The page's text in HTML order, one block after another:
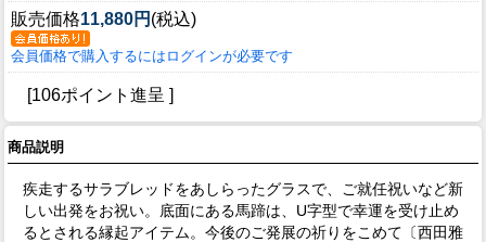
販売価格11,880円 (税込)
会員価格で購入するにはログインが必要です
[106ポイント進呈 ]
商品説明
疾走するサラブレッドをあしらったグラスで、ご就任祝いなど新
しい出発をお祝い。底面にある馬蹄は、U字型で幸運を受け止め
るとされる縁起アイテム。今後のご発展の祈りをこめて〔西田雅